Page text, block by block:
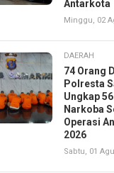
Antarkota
Minggu, 02
DAERAH
74 Orang
Polresta
Ungkap
Narkoba
Operasi
2026
Sabtu, 01